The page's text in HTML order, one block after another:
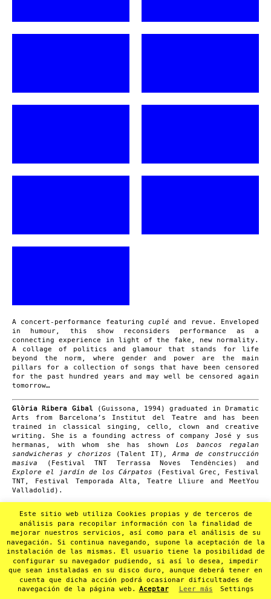
A concert-performance featuring cuplé and revue. Enveloped
in humour, this show reconsiders performance as a
connecting experience in light of the fake, new normality.
A collage of politics and glamour that stands for life
beyond the norm, where gender and power are the main
pillars for a collection of songs that have been censored
for the past hundred years and may well be censored again
tomorrow…
Glòria Ribera Gibal (Guissona, 1994) graduated in Dramatic
Arts from Barcelona’s Institut del Teatre and has been
trained in classical singing, cello, clown and creative
writing. She is a founding actress of company José y sus
hermanas, with whom she has shown Los bancos regalan
sandwicheras y chorizos
(Talent IT)
, Arma de construcción
masiva
(Festival TNT Terrassa Noves Tendències)
and
Explore el jardín de los Cárpatos
(Festival Grec, Festival
TNT, Festival Temporada Alta, Teatre Lliure and MeetYou
Valladolid).
first piece as creator, was shown at FiraTarrega 2019 as
part of the Fundació Catalunya La Pedrera Noves Escenes
cycle, for Barcelona’s Districte Cultural programme at the
Teatre Municipal l’Escorxador in Lleida and Antic Teatre,
among others.
Este sitio web utiliza Cookies propias y de terceros de
análisis para recopilar información con la finalidad de
mejorar nuestros servicios, así como para el análisis de su
navegación. Si continua navegando, supone la aceptación de la
instalación de las mismas. El usuario tiene la posibilidad de
configurar su navegador pudiendo, si así lo desea, impedir
que sean instaladas en su disco duro, aunque deberá tener en
cuenta que dicha acción podrá ocasionar dificultades de
navegación de la página web.
Aceptar Leer más Settings